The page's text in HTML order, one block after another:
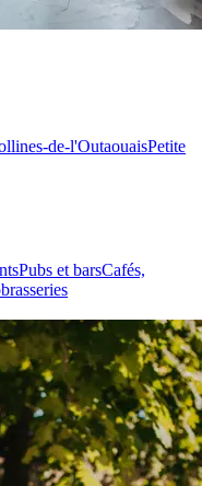
de-l'OutaouaisPetite
Pubs et barsCafés,